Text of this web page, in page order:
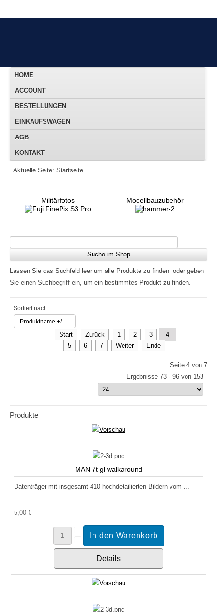
HOME
ACCOUNT
BESTELLUNGEN
EINKAUFSWAGEN
AGB
KONTAKT
Aktuelle Seite: Startseite
Militärfotos Modellbauzubehör
Lassen Sie das Suchfeld leer um alle Produkte zu finden, oder geben
Sie einen Suchbegriff ein, um ein bestimmtes Produkt zu finden.
Sortiert nach
Produktname +/-
Start Zurück 1 2 3
4
5
6 7 Weiter Ende
Seite 4 von 7
Ergebnisse 73 - 96 von 153
Produkte
MAN 7t gl walkaround
Datenträger mit insgesamt 410 hochdetailierten Bildern vom ...
5,00 €
Details